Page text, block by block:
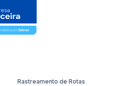
Rastreamento de Rotas